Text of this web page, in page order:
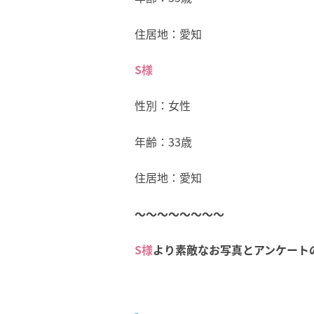
住居地：愛知
S様
性別：女性
年齢：33歳
住居地：愛知
～～～～～～～～
S様より素敵なお写真とアンケート